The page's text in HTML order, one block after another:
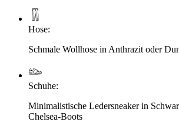
Hose:
Schmale Wollhose in Anthrazit oder
Schuhe:
Minimalistische Ledersneaker in
Chelsea-Boots